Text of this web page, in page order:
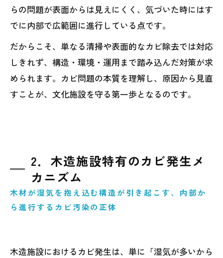
らの問題が表面からは見えにくく、気づいた時にはす
でに内部で広範囲に進行している点です。
だからこそ、単なる清掃や表面的なカビ除去では対応
しきれず、構造・環境・運用まで踏み込んだ対策が求
められます。カビ問題の本質を理解し、原因から見直
すことが、文化施設を守る第一歩となるのです。
2．木造施設特有のカビ発生メ
カニズム
木材が湿気を抱え込む構造が引き起こす、内部か
ら進行するカビ汚染の正体
木造施設におけるカビ発生は、単に「湿気が多いから